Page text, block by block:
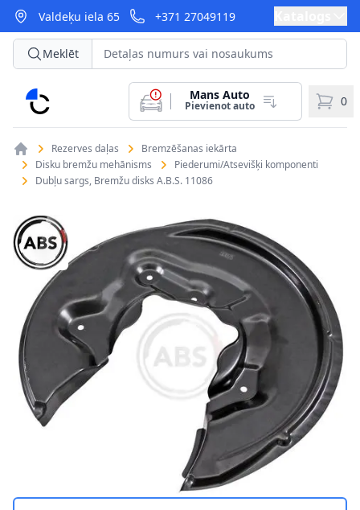
Valdeķu iela 65 +371 27049119
CarParts
Meklēt
Mans Auto
Pievienot auto 0
Rezerves daļas
Bremzēšanas iekārta
Disku bremžu mehānisms
Piederumi/Atsevišķi komponenti
Dubļu sargs, Bremžu disks A.B.S. 11086